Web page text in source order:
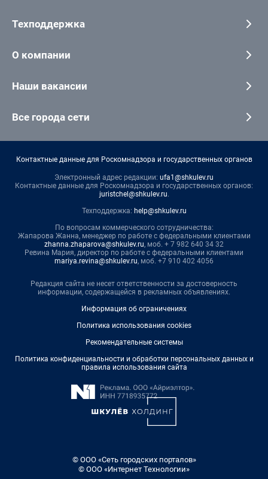
Техподдержка
О компании
Наши вакансии
Все города сети
Контактные данные для Роскомнадзора и государственных органов
Электронный адрес редакции: ufa1@shkulev.ru
Контактные данные для Роскомнадзора и государственных органов:
juristchel@shkulev.ru.
Техподдержка: help@shkulev.ru
По вопросам коммерческого сотрудничества:
Жапарова Жанна, менеджер по работе с федеральными клиентами
zhanna.zhaparova@shkulev.ru, моб. + 7 982 640 34 32
Ревина Мария, директор по работе с федеральными клиентами
mariya.revina@shkulev.ru, моб. +7 910 402 4056
Редакция сайта не несет ответственности за достоверность
информации, содержащейся в рекламных объявлениях.
Информация об ограничениях
Политика использования cookies
Рекомендательные системы
Политика конфиденциальности и обработки персональных данных и
правила использования сайта
© ООО «Сеть городских порталов»
© ООО «Интернет Технологии»